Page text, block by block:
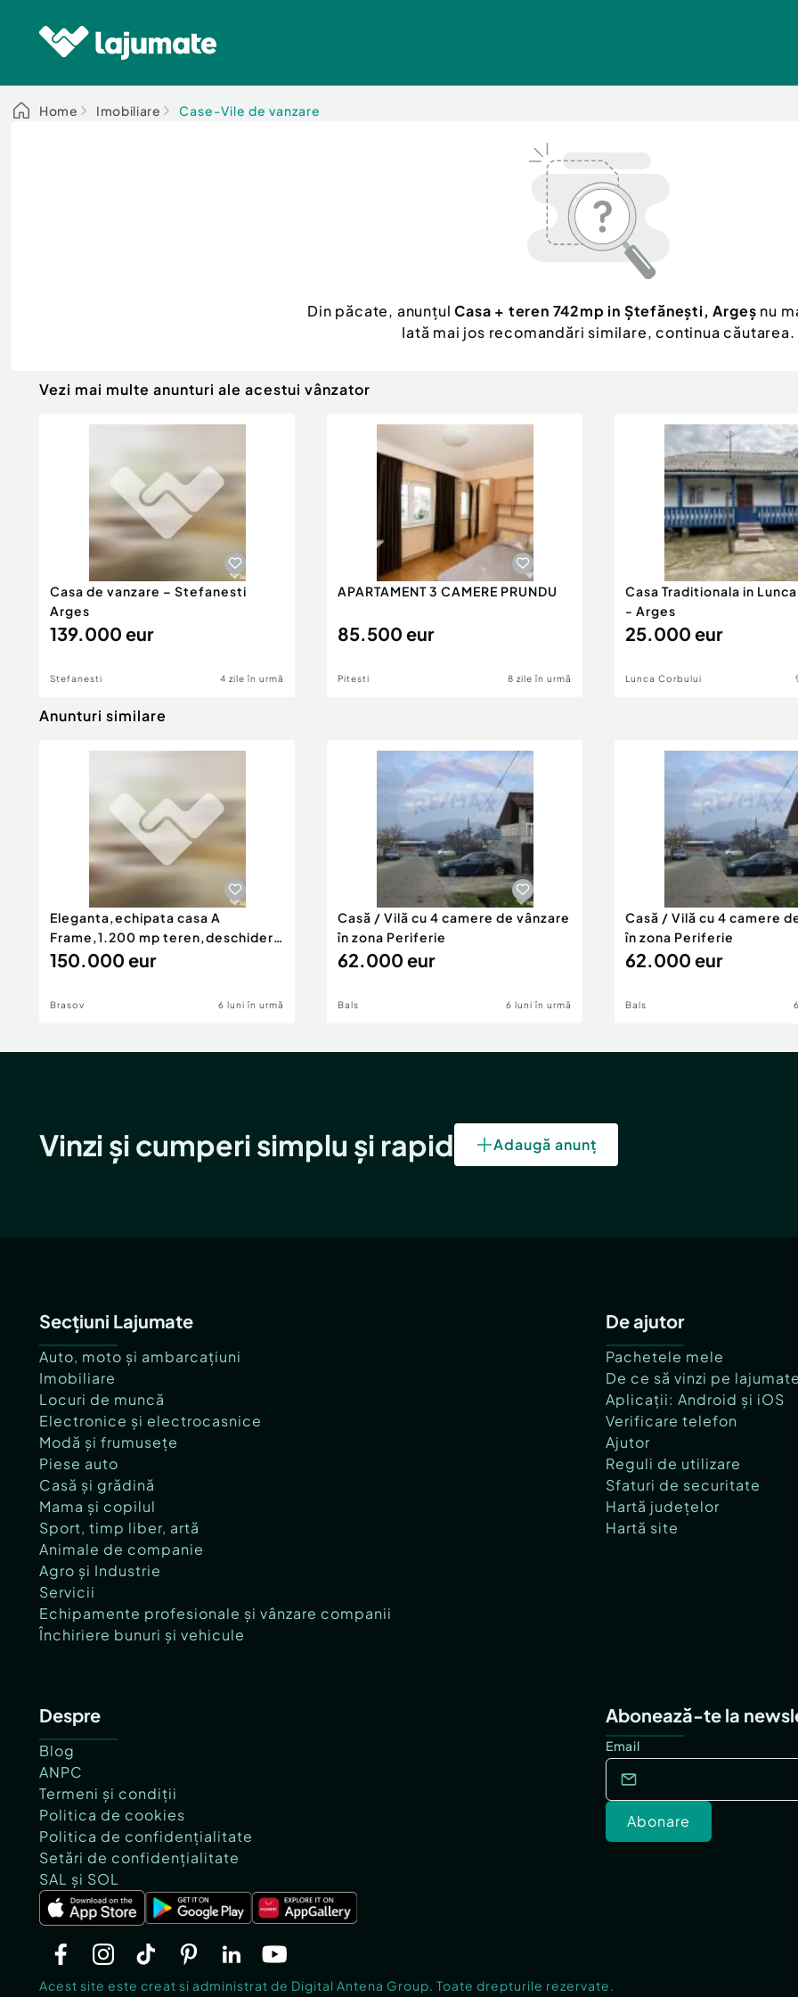
Home Imobiliare Case-Vile de vanzare
Din păcate, anunțulCasa + teren 742mp in Ștefănești, Argeș nu
Iată mai jos recomandări similare, continua căutarea.
Vezi mai multe anunturi ale acestui vânzator
Casa de vanzare – Stefanesti
Arges
139.000 eur
Stefanesti 4 zile în urmă
APARTAMENT 3 CAMERE PRUNDU
85.500 eur
Pitesti 8 zile în urmă
Casa Traditionala in
- Arges
25.000 eur
Lunca Corbului
Anunturi similare
Eleganta,echipata casa A
Frame,1.200 mp teren,deschidere
Pia
150.000 eur
Brasov 6 luni în urmă
Casă / Vilă cu 4 camere de vânzare
în zona Periferie
62.000 eur
Bals 6 luni în urmă
Casă / Vilă cu 4 camere
în zona Periferie
62.000 eur
Bals
Vinzi și cumperi simplu și rapid Adaugă anunț
Secțiuni Lajumate
Auto, moto și ambarcațiuni
Imobiliare
Locuri de muncă
Electronice și electrocasnice
Modă și frumusețe
Piese auto
Casă și grădină
Mama și copilul
Sport, timp liber, artă
Animale de companie
Agro și Industrie
Servicii
Echipamente profesionale și vânzare companii
Închiriere bunuri și vehicule
De ajutor
Pachetele mele
De ce să vinzi pe
Aplicații: Android și iOS
Verificare telefon
Ajutor
Reguli de utilizare
Sfaturi de securitate
Hartă județelor
Hartă site
Despre
Blog
ANPC
Termeni și condiții
Politica de cookies
Politica de confidențialitate
Setări de confidențialitate
SAL și SOL
Abonează-te la
Email
Abonare
Acest site este creat si administrat de Digital Antena Group. Toate drepturile rezervate.